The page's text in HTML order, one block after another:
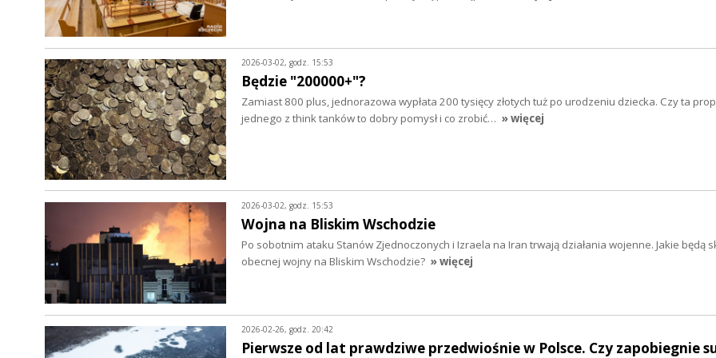
2026-03-02, godz. 15:53
Będzie "200000+"?
Zamiast 800 plus, jednorazowa wypłata 200 tysięcy złotych tuż po urodzeniu dziecka. Czy ta
jednego z think tanków to dobry pomysł i co zrobić… » więcej
2026-03-02, godz. 15:53
Wojna na Bliskim Wschodzie
Po sobotnim ataku Stanów Zjednoczonych i Izraela na Iran trwają działania wojenne. Jakie będą
obecnej wojny na Bliskim Wschodzie? » więcej
2026-02-26, godz. 20:42
Pierwsze od lat prawdziwe przedwiośnie w Polsce. Czy zapobiegnie